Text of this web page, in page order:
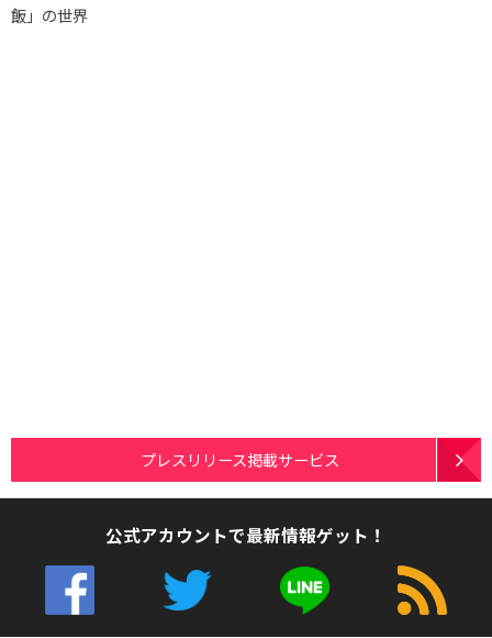
飯」の世界
プレスリリース掲載サービス
公式アカウントで最新情報ゲット！